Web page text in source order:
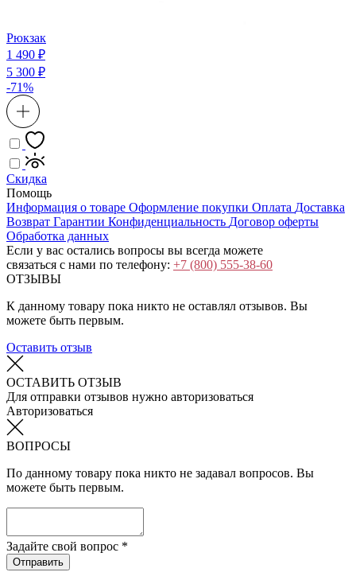
Рюкзак
1 490 ₽
5 300 ₽
-71%
Скидка
Помощь
Информация о товаре Оформление покупки Оплата Доставка
Возврат Гарантии Конфиденциальность Договор оферты
Обработка данных
Если у вас остались вопросы вы всегда можете
связаться с нами по телефону: +7 (800) 555-38-60
ОТЗЫВЫ
К данному товару пока никто не оставлял отзывов. Вы
можете быть первым.
Оставить отзыв
ОСТАВИТЬ ОТЗЫВ
Для отправки отзывов нужно авторизоваться
Авторизоваться
ВОПРОСЫ
По данному товару пока никто не задавал вопросов. Вы
можете быть первым.
Задайте свой вопрос *
Отправить